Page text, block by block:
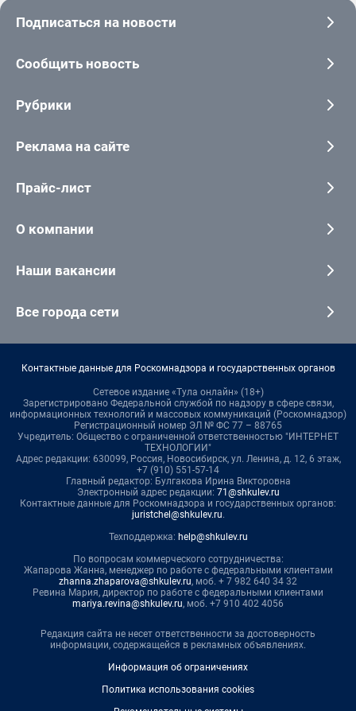
Подписаться на новости
Сообщить новость
Рубрики
Реклама на сайте
Прайс-лист
О компании
Наши вакансии
Все города сети
Контактные данные для Роскомнадзора и государственных органов
Сетевое издание «Тула онлайн» (18+)
Зарегистрировано Федеральной службой по надзору в сфере связи,
информационных технологий и массовых коммуникаций (Роскомнадзор)
Регистрационный номер ЭЛ № ФС 77 – 88765
Учредитель: Общество с ограниченной ответственностью "ИНТЕРНЕТ
ТЕХНОЛОГИИ"
Адрес редакции: 630099, Россия, Новосибирск, ул. Ленина, д. 12, 6 этаж,
+7 (910) 551-57-14
Главный редактор: Булгакова Ирина Викторовна
Электронный адрес редакции: 71@shkulev.ru
Контактные данные для Роскомнадзора и государственных органов:
juristchel@shkulev.ru.
Техподдержка: help@shkulev.ru
По вопросам коммерческого сотрудничества:
Жапарова Жанна, менеджер по работе с федеральными клиентами
zhanna.zhaparova@shkulev.ru, моб. + 7 982 640 34 32
Ревина Мария, директор по работе с федеральными клиентами
mariya.revina@shkulev.ru, моб. +7 910 402 4056
Редакция сайта не несет ответственности за достоверность
информации, содержащейся в рекламных объявлениях.
Информация об ограничениях
Политика использования cookies